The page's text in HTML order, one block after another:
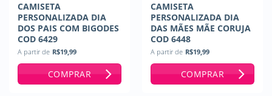
CAMISETA
PERSONALIZADA DIA
DOS PAIS COM BIGODES
COD 6429
A partir de R$19,99
COMPRAR
CAMISETA
PERSONALIZADA DIA
DAS MÃES MÃE CORUJA
COD 6448
A partir de R$19,99
COMPRAR